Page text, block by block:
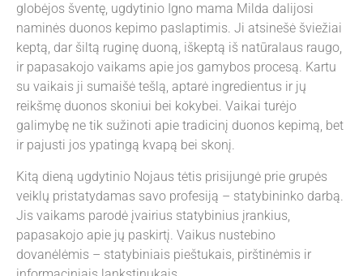
globėjos šventę, ugdytinio Igno mama Milda dalijosi
naminės duonos kepimo paslaptimis. Ji atsinešė šviežiai
keptą, dar šiltą ruginę duoną, iškeptą iš natūralaus raugo,
ir papasakojo vaikams apie jos gamybos procesą. Kartu
su vaikais ji sumaišė tešlą, aptarė ingredientus ir jų
reikšmę duonos skoniui bei kokybei. Vaikai turėjo
galimybę ne tik sužinoti apie tradicinį duonos kepimą, bet
ir pajusti jos ypatingą kvapą bei skonį.
Kitą dieną ugdytinio Nojaus tėtis prisijungė prie grupės
veiklų pristatydamas savo profesiją – statybininko darbą.
Jis vaikams parodė įvairius statybinius įrankius,
papasakojo apie jų paskirtį. Vaikus nustebino
dovanėlėmis – statybiniais pieštukais, pirštinėmis ir